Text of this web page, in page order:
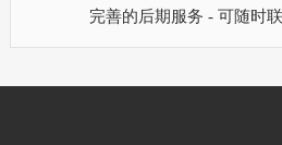
完善的后期服务 - 可随时